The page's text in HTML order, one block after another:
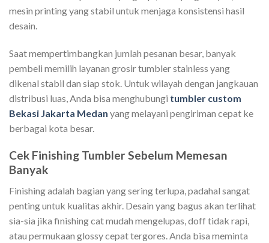
mesin printing yang stabil untuk menjaga konsistensi hasil
desain.
Saat mempertimbangkan jumlah pesanan besar, banyak
pembeli memilih layanan grosir tumbler stainless yang
dikenal stabil dan siap stok. Untuk wilayah dengan jangkauan
distribusi luas, Anda bisa menghubungi tumbler custom
Bekasi Jakarta Medan yang melayani pengiriman cepat ke
berbagai kota besar.
Cek Finishing Tumbler Sebelum Memesan
Banyak
Finishing adalah bagian yang sering terlupa, padahal sangat
penting untuk kualitas akhir. Desain yang bagus akan terlihat
sia-sia jika finishing cat mudah mengelupas, doff tidak rapi,
atau permukaan glossy cepat tergores. Anda bisa meminta